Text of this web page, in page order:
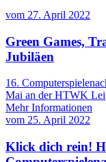
vom 27. April 2022
Green Games,
Jubiläen
16.
Mai an der HTWK
Mehr Informationen
vom 25. April 2022
Klick dich rein!